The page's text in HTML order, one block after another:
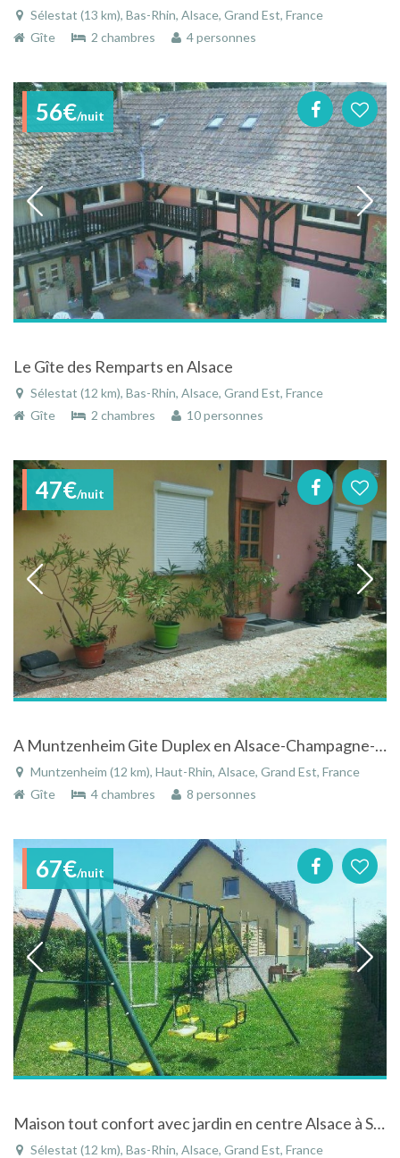
Sélestat (13 km), Bas-Rhin, Alsace, Grand Est, France
Gîte
2 chambres 4 personnes
56€/nuit
Le Gîte des Remparts en Alsace
Sélestat (12 km), Bas-Rhin, Alsace, Grand Est, France
Gîte
2 chambres 10 personnes
47€/nuit
A Muntzenheim Gite Duplex en Alsace-Champagne-Ardenne-Lorraine.
Muntzenheim (12 km), Haut-Rhin, Alsace, Grand Est, France
Gîte
4 chambres 8 personnes
67€/nuit
Maison tout confort avec jardin en centre Alsace à Sélestat - Bas-Rhin
Sélestat (12 km), Bas-Rhin, Alsace, Grand Est, France